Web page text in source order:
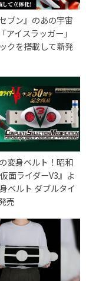
ブン』のあの宇宙
アイスラッガー」
クを搭載して新発
変身ベルト！昭和
面ライダーV3』よ
ベルト ダブルタイ
売